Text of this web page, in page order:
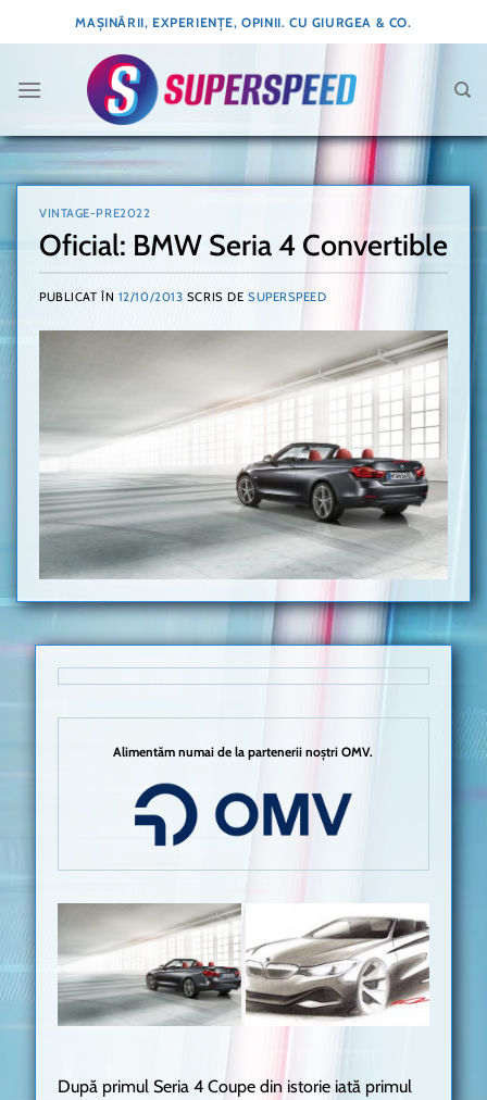
to
MAȘINĂRII, EXPERIENȚE, OPINII. CU GIURGEA & CO.
VINTAGE-PRE2022
Oficial: BMW Seria 4 Convertible
PUBLICAT ÎN 12/10/2013 SCRIS DE SUPERSPEED
Alimentăm numai de la partenerii noștri OMV.
După primul Seria 4 Coupe din istorie iată primul